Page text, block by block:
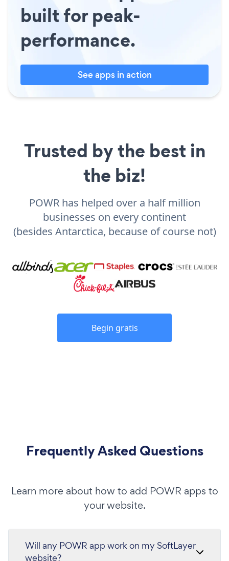
built for peak-
performance.
See apps in action
Trusted by the best in
the biz!
POWR has helped over a half million
businesses on every continent
(besides Antarctica, because of course not)
Begin gratis
Frequently Asked Questions
Learn more about how to add POWR apps to
your website.
Will any POWR app work on my SoftLayer
website?